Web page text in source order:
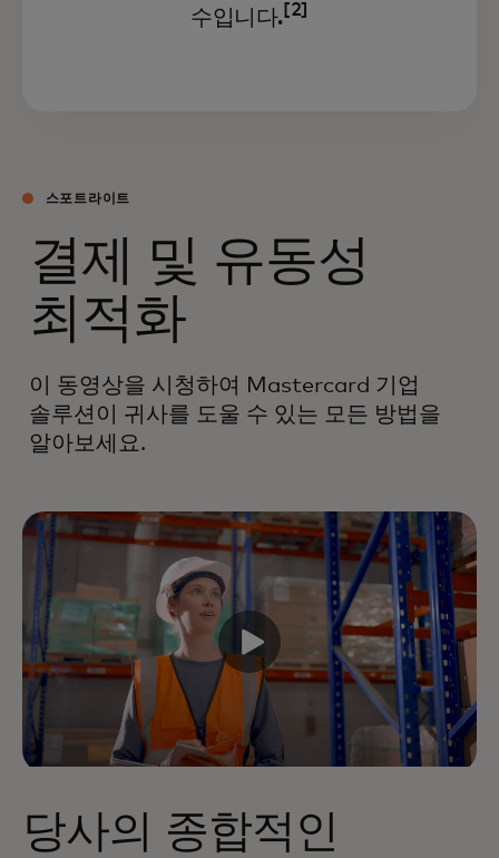
수입니다.[2]
스포트라이트
결제 및 유동성
최적화
이 동영상을 시청하여 Mastercard 기업
솔루션이 귀사를 도울 수 있는 모든 방법을
알아보세요.
당사의 종합적인